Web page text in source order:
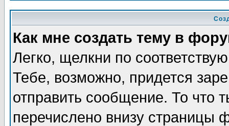
Как мне создать тему в
Легко, щелкни по
Тебе, возможно, придется
отправить сообщение. То
перечислено внизу страницы